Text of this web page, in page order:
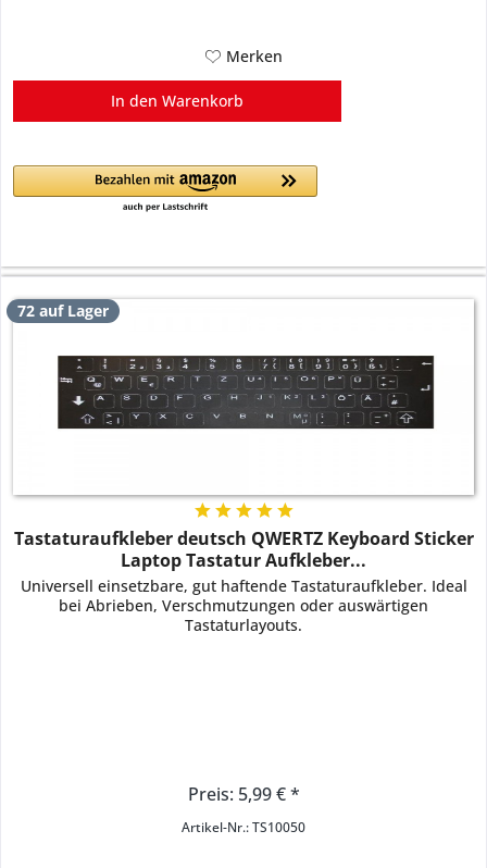
Merken
In den Warenkorb
72 auf Lager
Tastaturaufkleber deutsch QWERTZ Keyboard Sticker
Laptop Tastatur Aufkleber...
Universell einsetzbare, gut haftende Tastaturaufkleber. Ideal
bei Abrieben, Verschmutzungen oder auswärtigen
Tastaturlayouts.
Preis: 5,99 € *
Artikel-Nr.: TS10050